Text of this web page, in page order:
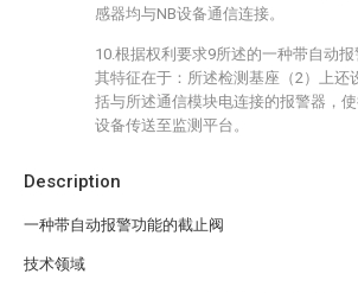
Description
一种带自动报警功能的截止阀
技术领域
感器均与NB设备通信连接。
10.根据权利要求9所述的一种带自动报
其特征在于：所述检测基座（2）上还
括与所述通信模块电连接的报警器，
设备传送至监测平台。